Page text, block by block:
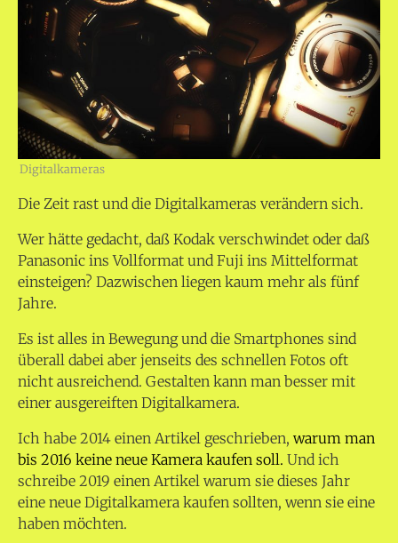
Digitalkameras
Die Zeit rast und die Digitalkameras verändern sich.
Wer hätte gedacht, daß Kodak verschwindet oder daß
Panasonic ins Vollformat und Fuji ins Mittelformat
einsteigen? Dazwischen liegen kaum mehr als fünf
Jahre.
Es ist alles in Bewegung und die Smartphones sind
überall dabei aber jenseits des schnellen Fotos oft
nicht ausreichend. Gestalten kann man besser mit
einer ausgereiften Digitalkamera.
Ich habe 2014 einen Artikel geschrieben, warum man
bis 2016 keine neue Kamera kaufen soll. Und ich
schreibe 2019 einen Artikel warum sie dieses Jahr
eine neue Digitalkamera kaufen sollten, wenn sie eine
haben möchten.